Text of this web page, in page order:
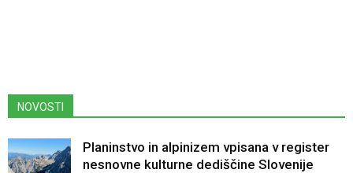
NOVOSTI
Planinstvo in alpinizem vpisana v register
nesnovne kulturne dediščine Slovenije